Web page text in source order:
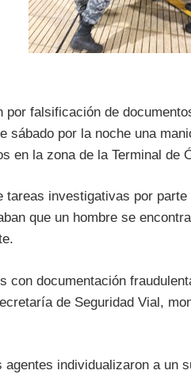
por falsificación de
sábado por la noche una
en la zona de la Terminal de
investigativas por parte
que un hombre se
con documentación
de Seguridad Vial,
individualizaron a un